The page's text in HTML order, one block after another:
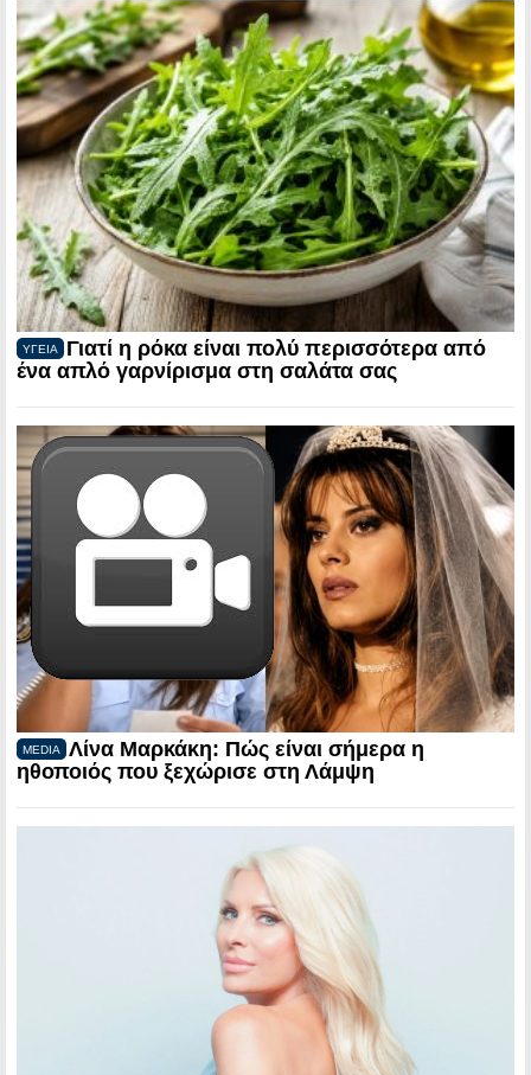
ΥΓΕΙΑ
Γιατί η ρόκα είναι πολύ περισσότερα από
ένα απλό γαρνίρισμα στη σαλάτα σας
MEDIA
Λίνα Μαρκάκη: Πώς είναι σήμερα η
ηθοποιός που ξεχώρισε στη Λάμψη